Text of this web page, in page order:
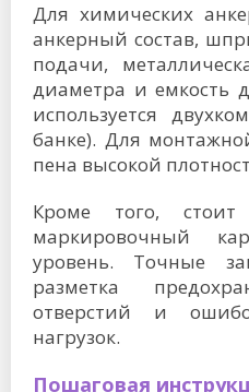
Для химических
анкерный состав,
подачи,
диаметра и емкость
используется
банке). Для
пена высокой
Кроме того,
маркировочный
уровень. Точные
разметка
отверстий и
нагрузок.
Пошаговая